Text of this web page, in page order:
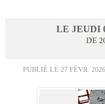
LE JEUDI
DE
PUBLIÉ LE 27 FÉVR. 2026